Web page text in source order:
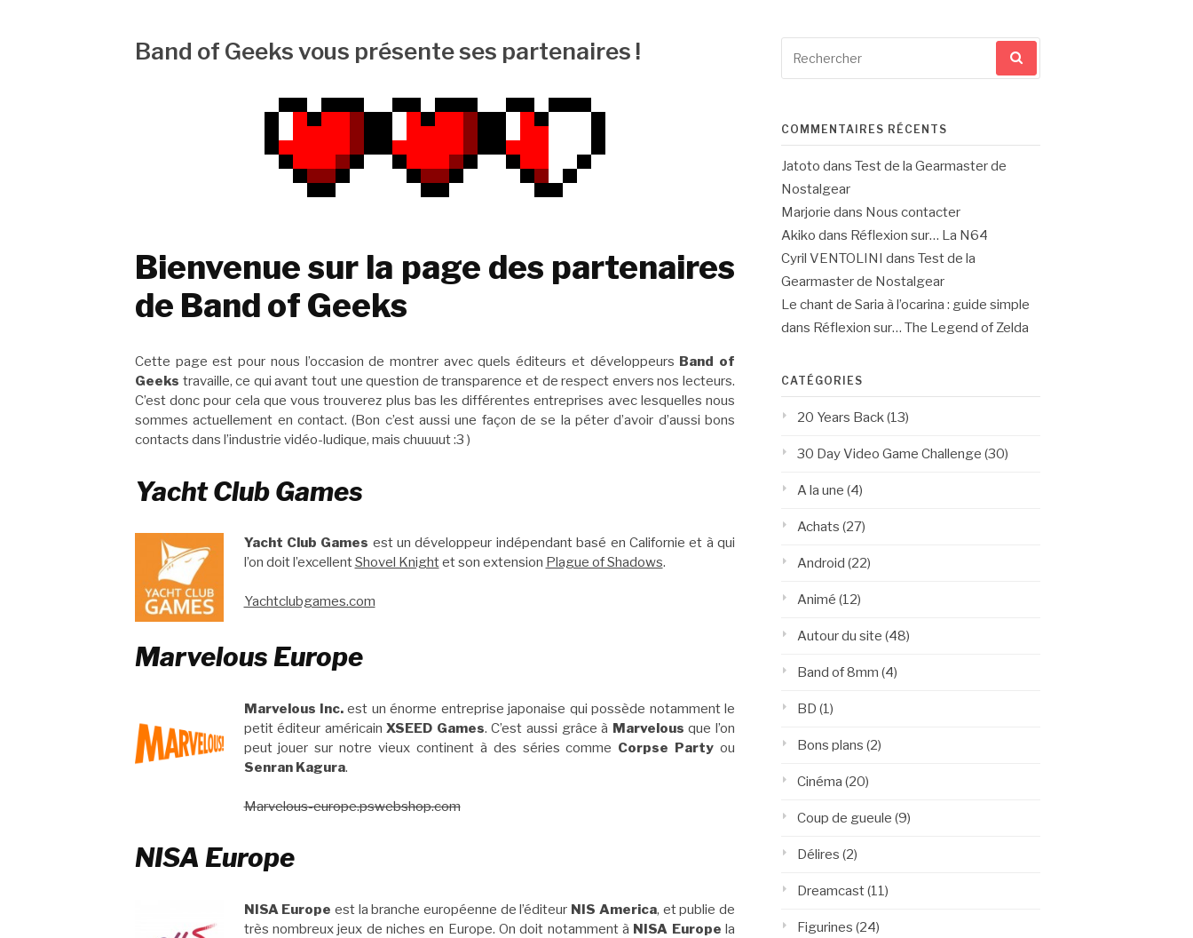
Band of Geeks vous présente ses partenaires !
Bienvenue sur la page des partenaires
de Band of Geeks
Cette page est pour nous l’occasion de montrer avec quels éditeurs et développeurs Band of
Geeks travaille, ce qui avant tout une question de transparence et de respect envers nos lecteurs.
C’est donc pour cela que vous trouverez plus bas les différentes entreprises avec lesquelles nous
sommes actuellement en contact. (Bon c’est aussi une façon de se la péter d’avoir d’aussi bons
contacts dans l’industrie vidéo-ludique, mais chuuuut :3 )
Yacht Club Games
Yacht Club Games est un développeur indépendant basé en Californie et à qui
l’on doit l’excellentShovel Knightet son extension Plague of Shadows.
Yachtclubgames.com
Marvelous Europe
Marvelous Inc.est un énorme entreprise japonaise qui possède notamment le
petit éditeur américainXSEED Games. C’est aussi grâce à Marvelous que l’on
peut jouer sur notre vieux continent à des séries comme Corpse Party ou
Senran Kagura.
Marvelous-europe.pswebshop.com
NISA Europe
NISA Europe est la branche européenne de l’éditeur NIS America, et publie de
très nombreux jeux de niches en Europe. On doit notamment à NISA Europe la
pour
COMMENTAIRES RÉCENTS
Jatoto dans Test de la Gearmaster de
Nostalgear
Marjorie dans Nous contacter
Akiko dans Réflexion sur… La N64
Cyril VENTOLINI dans Test de la
Gearmaster de Nostalgear
Le chant de Saria à l’ocarina : guide simple
dans Réflexion sur… The Legend of Zelda
CATÉGORIES
20 Years Back (13)
30 Day Video Game Challenge (30)
A la une (4)
Achats (27)
Android (22)
Animé (12)
Autour du site (48)
Band of 8mm (4)
BD (1)
Bons plans (2)
Cinéma (20)
Coup de gueule (9)
Délires (2)
Dreamcast(11)
Figurines (24)